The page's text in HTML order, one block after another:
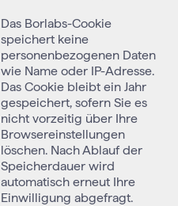
Das Borlabs-Cookie
speichert keine
personenbezogenen Daten
wie Name oder IP-Adresse.
Das Cookie bleibt ein Jahr
gespeichert, sofern Sie es
nicht vorzeitig über Ihre
Browsereinstellungen
löschen. Nach Ablauf der
Speicherdauer wird
automatisch erneut Ihre
Einwilligung abgefragt.